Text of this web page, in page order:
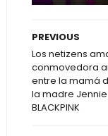
PREVIOUS
Los netizens
conmovedora
entre la mamá
la madre
BLACKPINK